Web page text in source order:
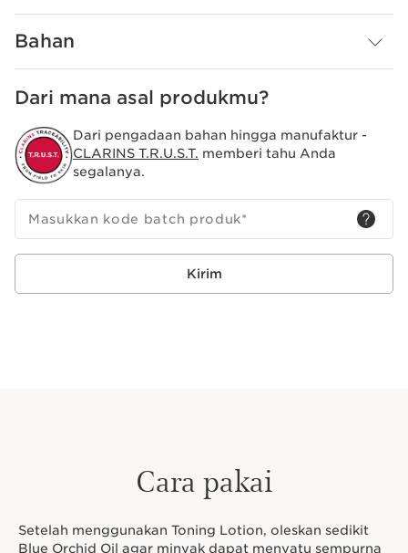
Inovasi dan Pakar dalam Bidang Tumbuh-
Tumbuhan
Formula yang terbuat dari 100% kemurnian ekstrak
tumbuhan dan essential oil.
Produk Clarins AROMA, formula profesional yang
terlahir di Beauty Institute kami dan dikenal dengan
manfaatnya untuk kulit sejak tahun 1954.
Bahan
Dari mana asal produkmu?
Dari pengadaan bahan hingga manufaktur -
CLARINS T.R.U.S.T. memberi tahu Anda
segalanya.
Masukkan kode batch produk*
Kirim
Cara pakai
Setelah menggunakan Toning Lotion, oleskan sedikit
Blue Orchid Oil agar minyak dapat menyatu sempurna